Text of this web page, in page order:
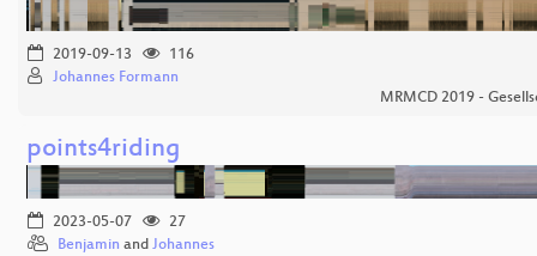
2019-09-13
116
Johannes Formann
MRMCD 2019 -
points4riding
2023-05-07
27
Benjamin and Johannes